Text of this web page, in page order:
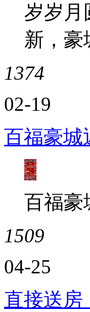
岁岁月
新，豪
1374
02-19
百福豪城
百福豪
1509
04-25
直接送房